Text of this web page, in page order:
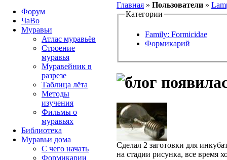
Главная » Пользователи »
Категории
Family: Formicidae
Формикарий
Сделал 2 заготовки для
на стадии рисунка, все время
Форум
ЧаВо
Муравьи
Атлас муравьёв
Строение
муравья
Муравейник в
разрезе
Таблица лёта
Методы
изучения
Фильмы о
муравьях
Библиотека
Муравьи дома
С чего начать
Формикарии